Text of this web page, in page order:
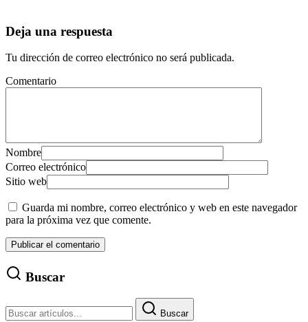
Deja una respuesta
Tu dirección de correo electrónico no será publicada.
Comentario
Nombre
Correo electrónico
Sitio web
Guarda mi nombre, correo electrónico y web en este navegador
para la próxima vez que comente.
Buscar
Buscar